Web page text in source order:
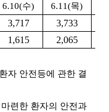
6.10(수) 6.11(목)
3,717 3,733
1,615 2,065
자 안전등에 관한 결
련한 환자의 안전과